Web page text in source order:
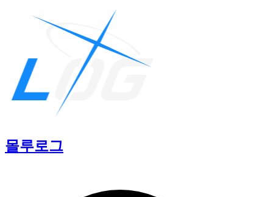
몰루로그